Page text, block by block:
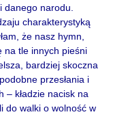
danego narodu.
charakterystyką
że nasz hymn,
na tle innych pieśni
bardziej skoczna
przesłania i
– kładzie nacisk na
do walki o wolność w